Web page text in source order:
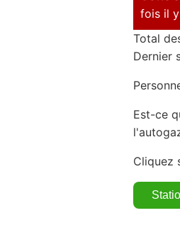
fois il
Total
Dernier
Est-ce
Cliquez